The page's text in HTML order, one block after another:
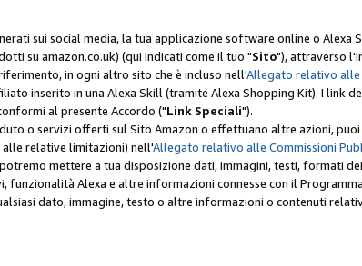
sui social media, la tua applicazione software online o Alexa
su amazon.co.uk) (qui indicati come il tuo "Sito"), attraverso
in ogni altro sito che è incluso nell'Allegato relativo alle
inserito in una Alexa Skill (tramite Alexa Shopping Kit). I link
al presente Accordo ("Link Speciali").
o servizi offerti sul Sito Amazon o effettuano altre azioni, puoi
relative limitazioni) nell'Allegato relativo alle Commissioni
mettere a tua disposizione dati, immagini, testi, formati
Alexa e altre informazioni connesse con il
dato, immagine, testo o altre informazioni o contenuti